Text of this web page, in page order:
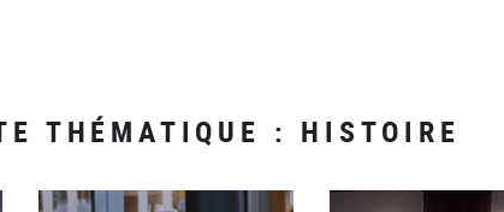
THÉMATIQUE : HISTOIRE